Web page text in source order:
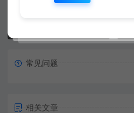
上一篇：
常见问题
相关文章